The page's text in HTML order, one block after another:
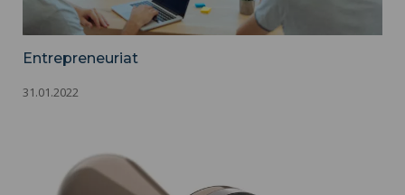
Entrepreneuriat
31.01.2022
Démarche Qualité et certifications ">